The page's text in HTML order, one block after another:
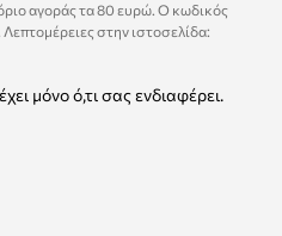
αγοράς τα 80 ευρώ. Ο κωδικός
στην ιστοσελίδα:
μόνο ό,τι σας ενδιαφέρει.